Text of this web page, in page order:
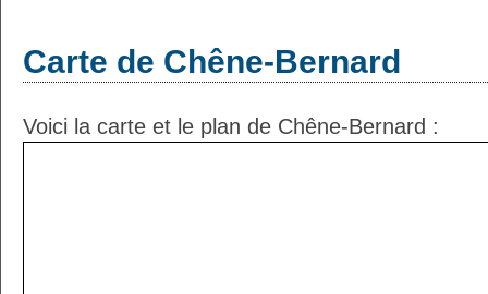
Carte de Chêne-Bernard
Voici la carte et le plan de Chêne-Bernard :